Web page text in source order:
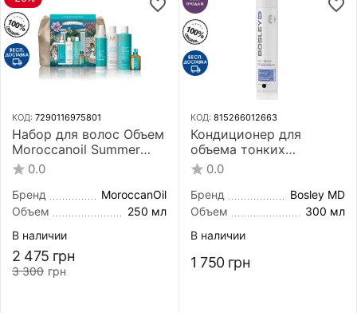
КОД: 7290116975801
Набор для волос Объем
Moroccanoil Summer
Volume Set
0.0
Бренд
MoroccanOil
Объем
250 мл
В наличии
3 300 грн
2 475 грн
КОД: 815266012663
Кондиционер для
объема тонких
неокрашенных волос
Bosley MD Bos Revive
Volumizing Conditioner
300 мл
0.0
Бренд
Bosley MD
Объем
300 мл
В наличии
1 750 грн